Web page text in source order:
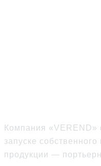
Компания «VEREND»
запуске
продукции —